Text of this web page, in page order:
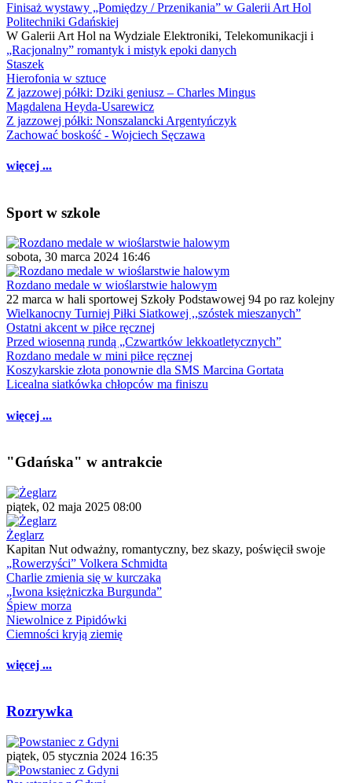
Finisaż wystawy „Pomiędzy / Przenikania” w Galerii Art Hol
Politechniki Gdańskiej
W Galerii Art Hol na Wydziale Elektroniki, Telekomunikacji i
„Racjonalny” romantyk i mistyk epoki danych
Staszek
Hierofonia w sztuce
Z jazzowej półki: Dziki geniusz – Charles Mingus
Magdalena Heyda-Usarewicz
Z jazzowej półki: Nonszalancki Argentyńczyk
Zachować boskość - Wojciech Sęczawa
więcej ...
Sport w szkole
sobota, 30 marca 2024 16:46
Rozdano medale w wioślarstwie halowym
22 marca w hali sportowej Szkoły Podstawowej 94 po raz kolejny
Wielkanocny Turniej Piłki Siatkowej ,,szóstek mieszanych”
Ostatni akcent w piłce ręcznej
Przed wiosenną rundą „Czwartków lekkoatletycznych”
Rozdano medale w mini piłce ręcznej
Koszykarskie złota ponownie dla SMS Marcina Gortata
Licealna siatkówka chłopców ma finiszu
więcej ...
"Gdańska" w antrakcie
piątek, 02 maja 2025 08:00
Żeglarz
Kapitan Nut odważny, romantyczny, bez skazy, poświęcił swoje
„Rowerzyści” Volkera Schmidta
Charlie zmienia się w kurczaka
„Iwona księżniczka Burgunda”
Śpiew morza
Niewolnice z Pipidówki
Ciemności kryją ziemię
więcej ...
Rozrywka
piątek, 05 stycznia 2024 16:35